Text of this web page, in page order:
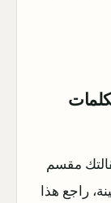
مقسم
راجع هذا